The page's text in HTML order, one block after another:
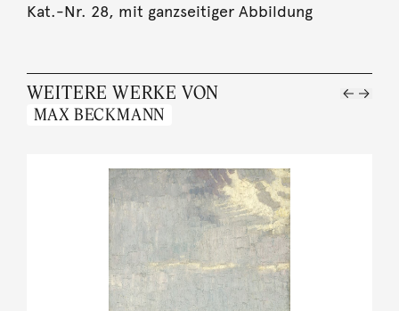
Kat.-Nr. 28, mit ganzseitiger Abbildung
WEITERE WERKE VON
MAX BECKMANN